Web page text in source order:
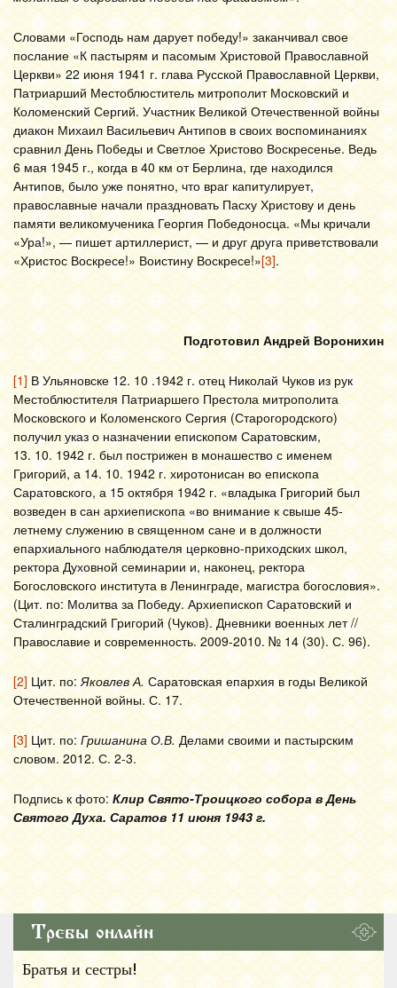
Словами «Господь нам дарует победу!» заканчивал свое
послание «К пастырям и пасомым Христовой Православной
Церкви» 22 июня 1941 г. глава Русской Православной Церкви,
Патриарший Местоблюститель митрополит Московский и
Коломенский Сергий. Участник Великой Отечественной войны
диакон Михаил Васильевич Антипов в своих воспоминаниях
сравнил День Победы и Светлое Христово Воскресенье. Ведь
6 мая 1945 г., когда в 40 км от Берлина, где находился
Антипов, было уже понятно, что враг капитулирует,
православные начали праздновать Пасху Христову и день
памяти великомученика Георгия Победоносца. «Мы кричали
«Ура!», — пишет артиллерист, — и друг друга приветствовали
«Христос Воскресе!» Воистину Воскресе!»[3].
Подготовил Андрей Воронихин
[1] В Ульяновске 12. 10 .1942 г. отец Николай Чуков из рук
Местоблюстителя Патриаршего Престола митрополита
Московского и Коломенского Сергия (Старогородского)
получил указ о назначении епископом Саратовским,
13. 10. 1942 г. был пострижен в монашество с именем
Григорий, а 14. 10. 1942 г. хиротонисан во епископа
Саратовского, а 15 октября 1942 г. «владыка Григорий был
возведен в сан архиепископа «во внимание к свыше 45-
летнему служению в священном сане и в должности
епархиального наблюдателя церковно-приходских школ,
ректора Духовной семинарии и, наконец, ректора
Богословского института в Ленинграде, магистра богословия».
(Цит. по: Молитва за Победу. Архиепископ Саратовский и
Сталинградский Григорий (Чуков). Дневники военных лет //
Православие и современность. 2009-2010. № 14 (30). С. 96).
[2] Цит. по:Яковлев А. Саратовская епархия в годы Великой
Отечественной войны. С. 17.
[3] Цит. по: Гришанина О.В. Делами своими и пастырским
словом. 2012. С. 2-3.
Подпись к фото:Клир Свято-Троицкого собора в День
Святого Духа. Саратов 11 июня 1943 г.
Требы онлайн
Братья и сестры!